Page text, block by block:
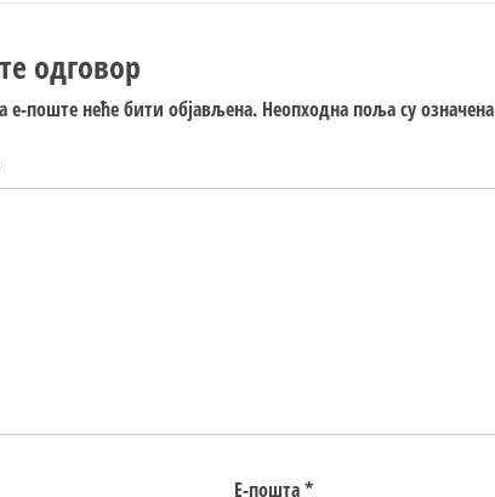
одговор
е-поште неће бити објављена. Неопходна поља су означена
Е-пошта*